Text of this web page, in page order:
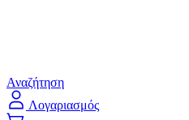
Αναζήτηση
Λογαριασμός